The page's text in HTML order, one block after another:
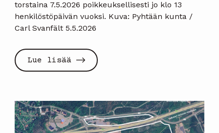
torstaina 7.5.2026 poikkeuksellisesti jo klo 13
henkilöstöpäivän vuoksi. Kuva: Pyhtään kunta /
Carl Svanfält 5.5.2026
Lue lisää